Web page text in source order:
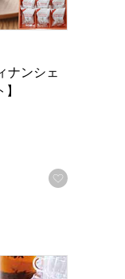
ナンシェ
点中）
お気に入
】
ット(72枚入)【年間